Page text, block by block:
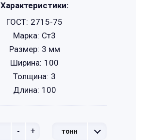
- + тонн
Характеристики:
ГОСТ: 2715-75
Марка: Ст3
Размер: 3 мм
Ширина: 100
Толщина: 3
Длина: 100